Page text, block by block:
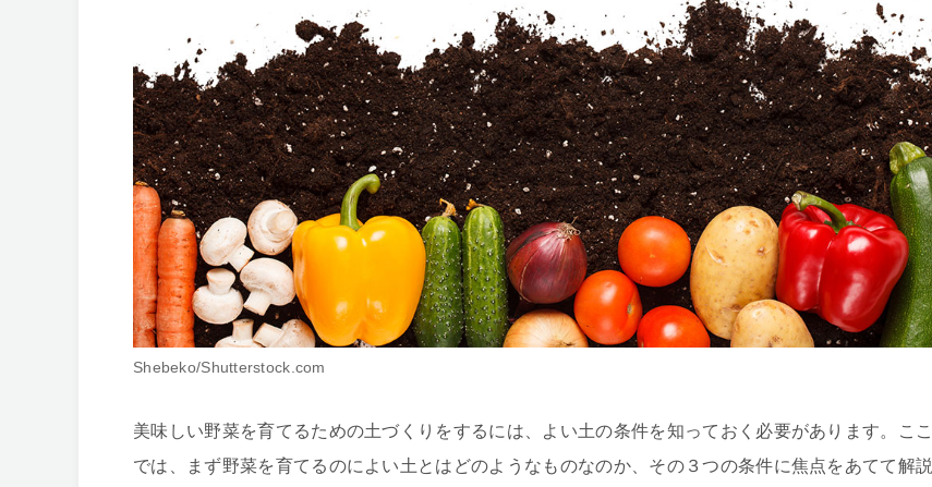
Shebeko/Shutterstock.com
美味しい野菜を育てるための土づくりをするには、よい土の条件を知っておく必要があります。ここ
では、まず野菜を育てるのによい土とはどのようなものなのか、その３つの条件に焦点をあてて解説